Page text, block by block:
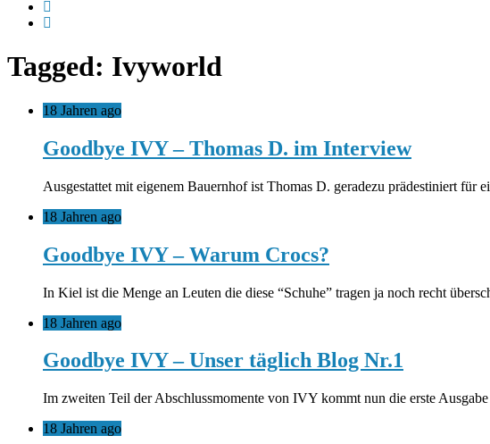
Tagged: Ivyworld
18 Jahren ago
Goodbye IVY – Thomas D. im Interview
Ausgestattet mit eigenem Bauernhof ist Thomas D. geradezu prädestiniert
18 Jahren ago
Goodbye IVY – Warum Crocs?
In Kiel ist die Menge an Leuten die diese “Schuhe” tragen ja noch recht
18 Jahren ago
Goodbye IVY – Unser täglich Blog Nr.1
Im zweiten Teil der Abschlussmomente von IVY kommt nun die erste
18 Jahren ago